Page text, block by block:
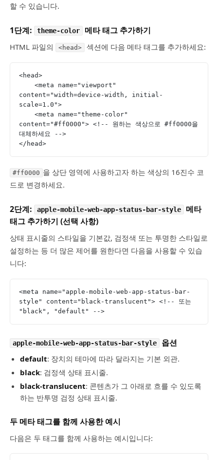
할 수 있습니다.
1단계: theme-color 메타 태그 추가하기
HTML 파일의 <head> 섹션에 다음 메타 태그를 추가하세요:
<head>
content="width=device-width, initial-
scale=1.0">
content="#ff0000"> <!-- 원하는 색상으로 #ff0000을
대체하세요 -->
</head>
#ff0000 을 상단 영역에 사용하고자 하는 색상의 16진수 코
드로 변경하세요.
2단계: apple-mobile-web-app-status-bar-style
메타
태그 추가하기 (선택 사항)
상태 표시줄의 스타일을 기본값, 검정색 또는 투명한 스타일로
설정하는 등 더 많은 제어를 원한다면 다음을 사용할 수 있습
니다:
<meta name="apple-mobile-web-app-status-bar-
style" content="black-translucent"> <!-- 또는
"black", "default" -->
apple-mobile-web-app-status-bar-style 옵션
default: 장치의 테마에 따라 달라지는 기본 외관.
black: 검정색 상태 표시줄.
black-translucent: 콘텐츠가 그 아래로 흐를 수 있도록
하는 반투명 검정 상태 표시줄.
두 메타 태그를 함께 사용한 예시
다음은 두 태그를 함께 사용하는 예시입니다: